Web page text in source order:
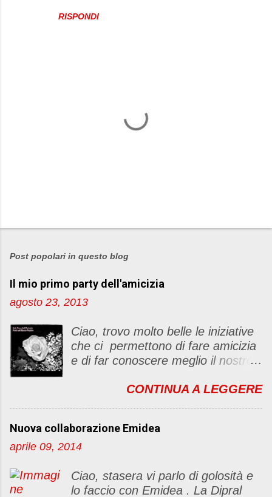
RISPONDI
P
s
a
u
c
o
m
m
t
o
Post popolari in questo blog
Il mio primo party dell'amicizia
agosto 23, 2013
Ciao, trovo molto belle le iniziative
che ci permettono di fare amicizia
e di far conoscere meglio il nostro
un "party" dell'amicizia .... Mi
post, ma anche di sentimenti ed
emozioni. Non siete obbligate a
avete il tempo bene, altrimenti no
problem. :D Le regole sono le
CONTINUA A LEGGERE
Nuova collaborazione Emidea
aprile 09, 2014
Ciao, stasera vi parlo di golosità e
lo faccio con Emidea . La Dipral